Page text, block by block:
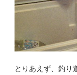
とりあえず、釣り